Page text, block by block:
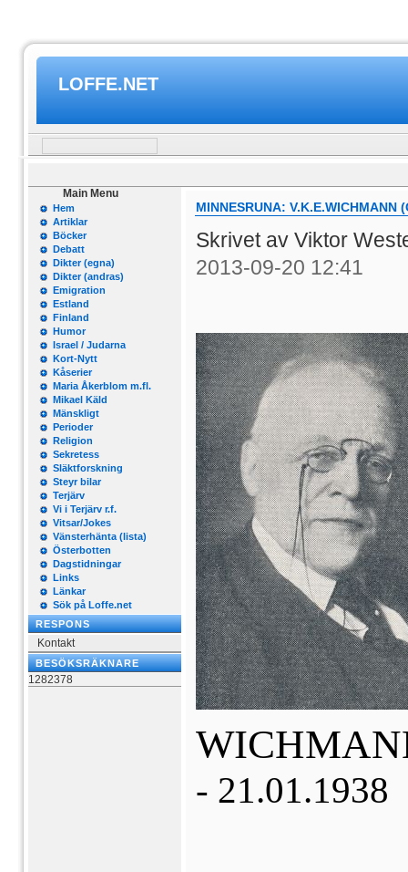
LOFFE.NET
Main Menu
Hem
Artiklar
Böcker
Debatt
Dikter (egna)
Dikter (andras)
Emigration
Estland
Finland
Humor
Israel / Judarna
Kort-Nytt
Kåserier
Maria Åkerblom m.fl.
Mikael Käld
Mänskligt
Perioder
Religion
Sekretess
Släktforskning
Steyr bilar
Terjärv
Vi i Terjärv r.f.
Vitsar/Jokes
Vänsterhänta (lista)
Österbotten
Dagstidningar
Links
Länkar
Sök på Loffe.net
RESPONS
Kontakt
BESÖKSRÄKNARE
1282378
MINNESRUNA: V.K.E.WICHMANN
Skrivet av Viktor
2013-09-20 12:41
- 21.01.1938